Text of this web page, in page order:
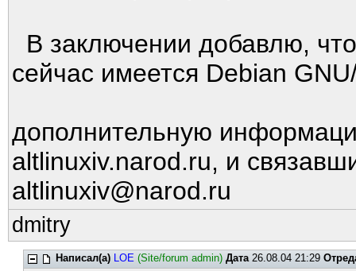
В заключении добавлю,
сейчас имеется Debian
дополнительную
altlinuxiv.narod.ru, и
altlinuxiv@narod.ru
dmitry
Написал(а) LOE (Site/forum admin) Дата26.08.04 21:29